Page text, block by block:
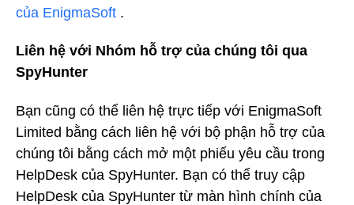
của EnigmaSoft .
Liên hệ với Nhóm hỗ trợ của chúng tôi qua
SpyHunter
Bạn cũng có thể liên hệ trực tiếp với EnigmaSoft
Limited bằng cách liên hệ với bộ phận hỗ trợ của
chúng tôi bằng cách mở một phiếu yêu cầu trong
HelpDesk của SpyHunter. Bạn có thể truy cập
HelpDesk của SpyHunter từ màn hình chính của